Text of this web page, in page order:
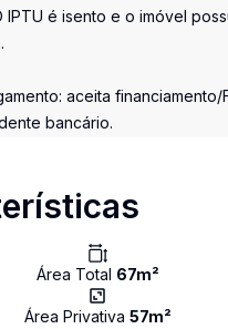
IPTU é isento e o imóvel
aceita financiamento/
bancário.
Área Total 67m²
Área Privativa 57m²